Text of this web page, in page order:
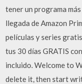
tener un programa
llegada de Amazon
películas y series
tus 30 días GRATIS
incluido. Welcome to
delete it, then start